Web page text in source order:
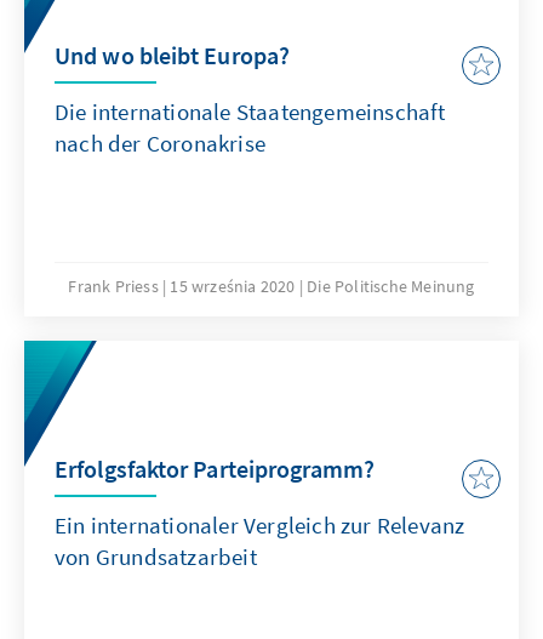
Und wo bleibt Europa?
Die internationale Staatengemeinschaft
nach der Coronakrise
Frank Priess 15 września 2020 Die Politische Meinung
Erfolgsfaktor Parteiprogramm?
Ein internationaler Vergleich zur Relevanz
von Grundsatzarbeit